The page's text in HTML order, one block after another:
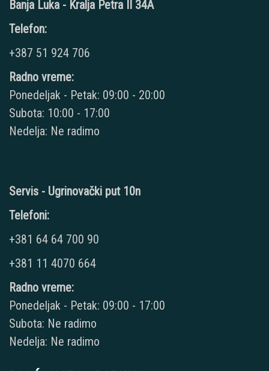
Banja Luka - Kralja Petra II 34A
Telefon:
+387 51 924 706
Radno vreme:
Ponedeljak - Petak: 09:00 - 20:00
Subota: 10:00 - 17:00
Nedelja: Ne radimo
Servis - Ugrinovački put 10n
Telefoni:
+381 64 64 700 90
+381 11 4070 664
Radno vreme:
Ponedeljak - Petak: 09:00 - 17:00
Subota: Ne radimo
Nedelja: Ne radimo